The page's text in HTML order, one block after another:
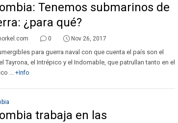
Tenemos submarinos de
¿para qué?
0 Nov 26, 2017
para guerra naval con que cuenta el país son el
Tayrona, el Intrépico y el Indomable, que patrullan tanto en el
... +Info
trabaja en las